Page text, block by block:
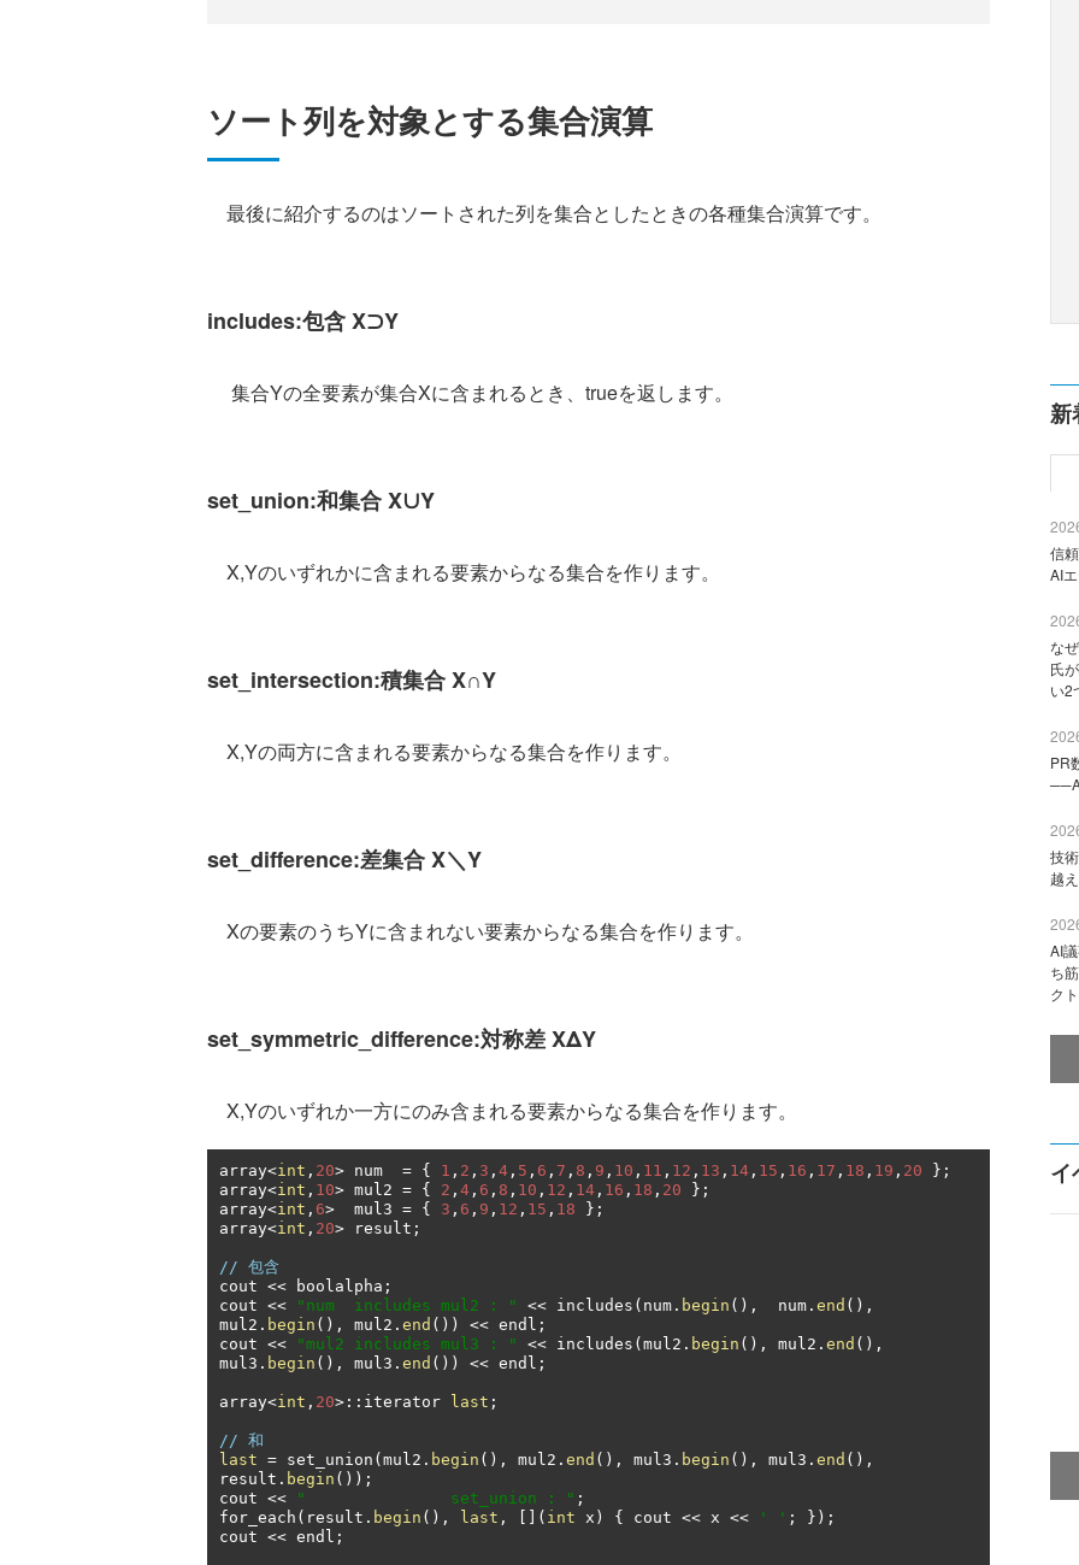
ソート列を対象とする集合演算
最後に紹介するのはソートされた列を集合としたときの各種集合演算です。
includes:包含 X⊃Y
集合Yの全要素が集合Xに含まれるとき、trueを返します。
set_union:和集合 X∪Y
X,Yのいずれかに含まれる要素からなる集合を作ります。
set_intersection:積集合 X∩Y
X,Yの両方に含まれる要素からなる集合を作ります。
set_difference:差集合 X＼Y
Xの要素のうちYに含まれない要素からなる集合を作ります。
set_symmetric_difference:対称差 XΔY
X,Yのいずれか一方にのみ含まれる要素からなる集合を作ります。
array<int , 20> num = { 1 , 2 , 3 , 4 , 5 , 6 , 7 , 8 , 9 , 10 , 11 , 12 , 13 , 14 , 15 , 16 , 17 , 18 , 19 , 20
};
array<int , 10> mul2 = { 2 , 4 , 6 , 8 , 10 , 12 , 14 , 16 , 18 , 20
};
array<int , 6>
  mul3
= { 3 , 6 , 9 , 12 , 15 , 18
};
array<int , 20> result ;
// 包含
cout << boolalpha ;
cout << "num  includes mul2 : " << includes ( num . begin (),
  num
. end (),
mul2 . begin (), mul2 . end ()) << endl ;
cout << "mul2 includes mul3 : " << includes ( mul2 . begin (), mul2 . end (),
mul3 . begin (), mul3 . end ()) << endl ;
array<int , 20>:: iterator last ;
// 和
last = set_union ( mul2 . begin (), mul2 . end (), mul3 . begin (), mul3 . end (),
result . begin ());
cout << "               set_union : " ;
for_each ( result . begin (), last , []( int x ) { cout << x << ' ' ;
});
cout << endl ;
新
信
AI
な
氏
い2
PR
技
越
AI
ち
ク
イ